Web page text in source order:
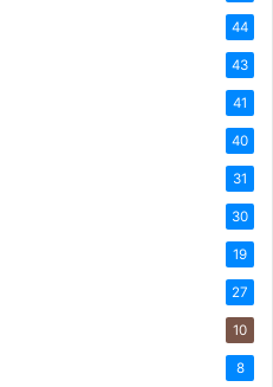
44
43
41
40
31
30
19
27
10
8